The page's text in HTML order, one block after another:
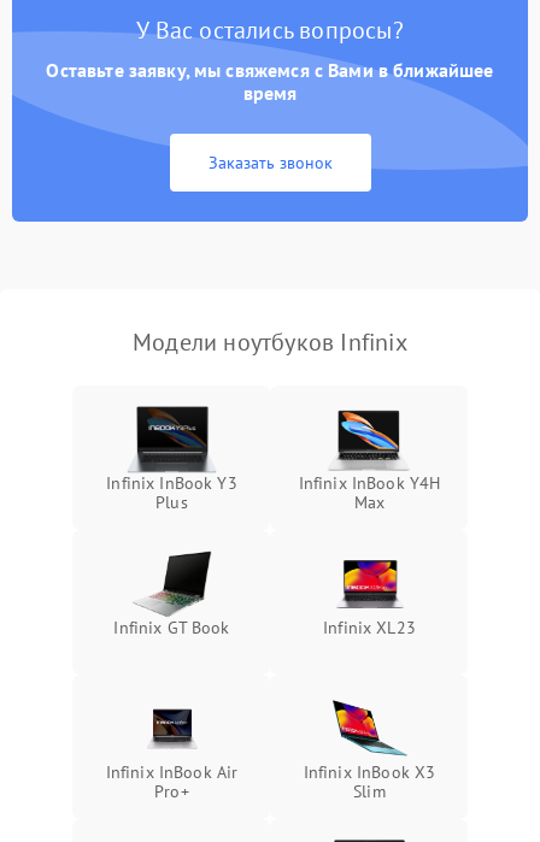
Неисправность зарядного
питания
2000 ₽ Подробнее →
неисправности кулера
пропадание диска
оперативной памяти:
вылеты приложений,
синие экраны
Проблемы Wi‑Fi или
У Вас остались вопросы?
Оставьте заявку, мы свяжемся с Вами в ближайшее
время
Заказать звонок
Модели ноутбуков Infinix
Infinix InBook Y3
Plus
Infinix InBook Y4H
Max
Infinix GT Book Infinix XL23
Infinix InBook Air
Pro+
Infinix InBook X3
Slim